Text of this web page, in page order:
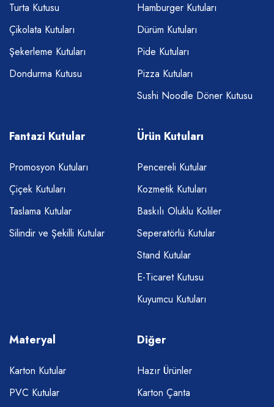
Turta Kutusu
Çikolata Kutuları
Şekerleme Kutuları
Dondurma Kutusu
Hamburger Kutuları
Dürüm Kutuları
Pide Kutuları
Pizza Kutuları
Sushi Noodle Döner Kutusu
Fantazi Kutular
Promosyon Kutuları
Çiçek Kutuları
Taslama Kutular
Silindir ve Şekilli Kutular
Ürün Kutuları
Pencereli Kutular
Kozmetik Kutuları
Baskılı Oluklu Koliler
Seperatörlü Kutular
Stand Kutular
E-Ticaret Kutusu
Kuyumcu Kutuları
Materyal
Karton Kutular
PVC Kutular
Diğer
Hazır Ürünler
Karton Çanta